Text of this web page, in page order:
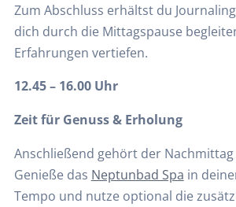
Zum Abschluss erhältst du
dich durch die Mittagspause
Erfahrungen vertiefen.
12.45 – 16.00 Uhr
Zeit für Genuss & Erholung
Anschließend gehört der Nachmittag
Genieße das Neptunbad Spa in
Tempo und nutze optional die